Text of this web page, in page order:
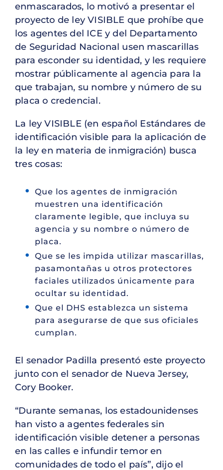
enmascarados, lo motivó a presentar el
proyecto de ley VISIBLE que prohíbe que
los agentes del ICE y del Departamento
de Seguridad Nacional usen mascarillas
para esconder su identidad, y les requiere
mostrar públicamente al agencia para la
que trabajan, su nombre y número de su
placa o credencial.
La ley VISIBLE (en español Estándares de
identificación visible para la aplicación de
la ley en materia de inmigración) busca
tres cosas:
Que los agentes de inmigración
muestren una identificación
claramente legible, que incluya su
agencia y su nombre o número de
placa.
Que se les impida utilizar mascarillas,
pasamontañas u otros protectores
faciales utilizados únicamente para
ocultar su identidad.
Que el DHS establezca un sistema
para asegurarse de que sus oficiales
cumplan.
El senador Padilla presentó este proyecto
junto con el senador de Nueva Jersey,
Cory Booker.
“Durante semanas, los estadounidenses
han visto a agentes federales sin
identificación visible detener a personas
en las calles e infundir temor en
comunidades de todo el país”, dijo el